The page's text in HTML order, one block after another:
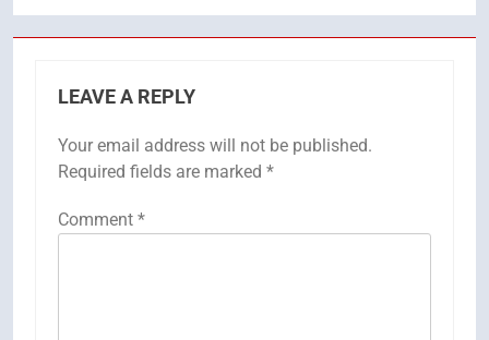
LEAVE A REPLY
Your email address will not be published.
Required fields are marked *
Comment *